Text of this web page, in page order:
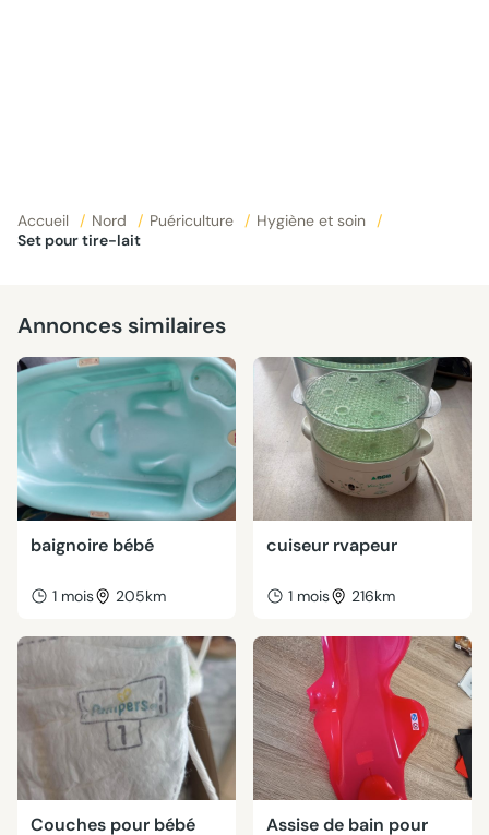
Accueil / Nord / Puériculture / Hygiène et soin
/
Set pour tire-lait
Annonces similaires
baignoire bébé
1 mois 205km
cuiseur rvapeur
1 mois 216km
Couches pour bébé Assise de bain pour